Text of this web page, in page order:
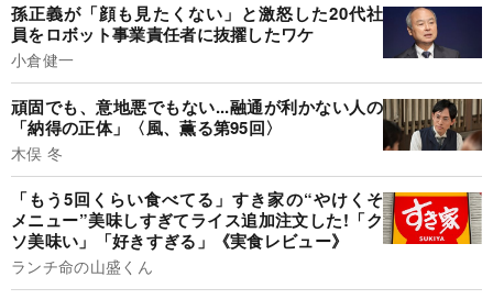
孫正義が「顔も見たくない」と激怒した20代社
員をロボット事業責任者に抜擢したワケ
小倉健一
頑固でも、意地悪でもない...融通が利かない人の
「納得の正体」〈風、薫る第95回〉
木俣 冬
「もう5回くらい食べてる」すき家の“やけくそ
メニュー”美味しすぎてライス追加注文した!「ク
ソ美味い」「好きすぎる」《実食レビュー》
ランチ命の山盛くん